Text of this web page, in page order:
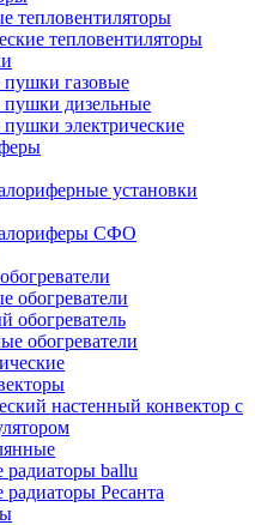
тепловентиляторы
тепловентиляторы
газовые
пушки дизельные
электрические
установки
СФО
обогреватели
обогреватель
обогреватели
настенный конвектор с
ballu
Ресанта